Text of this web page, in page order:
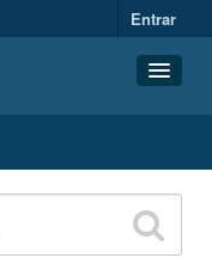
Entrar